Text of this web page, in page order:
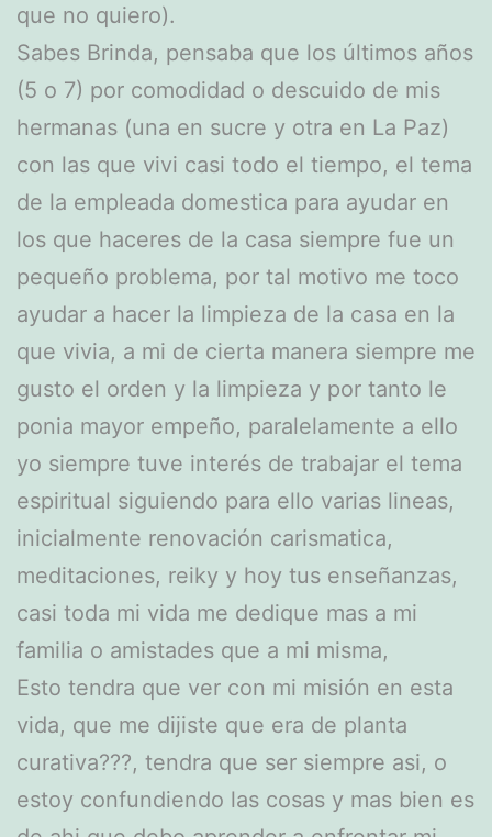
que no quiero).
Sabes Brinda, pensaba que los últimos años
(5 o 7) por comodidad o descuido de mis
hermanas (una en sucre y otra en La Paz)
con las que vivi casi todo el tiempo, el tema
de la empleada domestica para ayudar en
los que haceres de la casa siempre fue un
pequeño problema, por tal motivo me toco
ayudar a hacer la limpieza de la casa en la
que vivia, a mi de cierta manera siempre me
gusto el orden y la limpieza y por tanto le
ponia mayor empeño, paralelamente a ello
yo siempre tuve interés de trabajar el tema
espiritual siguiendo para ello varias lineas,
inicialmente renovación carismatica,
meditaciones, reiky y hoy tus enseñanzas,
casi toda mi vida me dedique mas a mi
familia o amistades que a mi misma,
Esto tendra que ver con mi misión en esta
vida, que me dijiste que era de planta
curativa???, tendra que ser siempre asi, o
estoy confundiendo las cosas y mas bien es